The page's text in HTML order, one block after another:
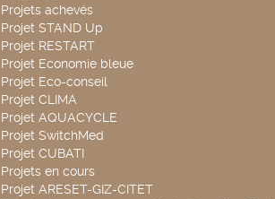
Projets achevés
Projet STAND Up
Projet RESTART
Projet Economie bleue
Projet Eco-conseil
Projet CLIMA
Projet AQUACYCLE
Projet SwitchMed
Projet CUBATI
Projets en cours
Projet ARESET-GIZ-CITET